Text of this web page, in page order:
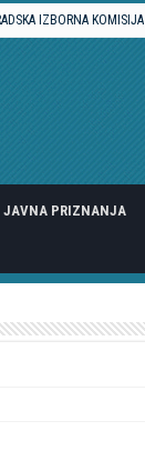
IZBORNA KOMISIJA
JAVNA PRIZNANJA